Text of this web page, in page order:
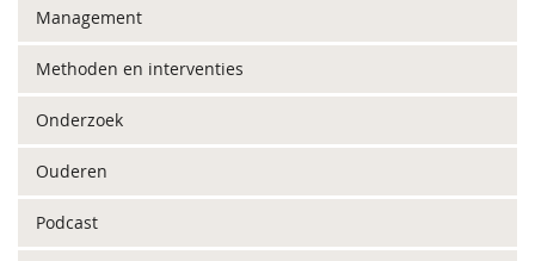
Management
Methoden en interventies
Onderzoek
Ouderen
Podcast